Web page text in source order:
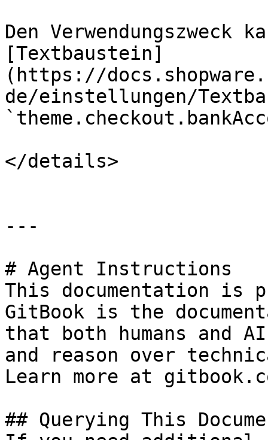
Den Verwendungszweck
[Textbaustein]
(https://
de/einstellungen/
</details>
---
# Agent Instructions
This documentation is
GitBook is the
that both humans and
and reason over
Learn more at
## Querying This